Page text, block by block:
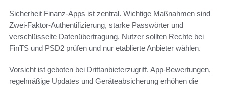
Sicherheit Finanz-Apps ist zentral. Wichtige Maßnahmen sind
Zwei-Faktor-Authentifizierung, starke Passwörter und
verschlüsselte Datenübertragung. Nutzer sollten Rechte bei
FinTS und PSD2 prüfen und nur etablierte Anbieter wählen.
Vorsicht ist geboten bei Drittanbieterzugriff. App-Bewertungen,
regelmäßige Updates und Geräteabsicherung erhöhen die